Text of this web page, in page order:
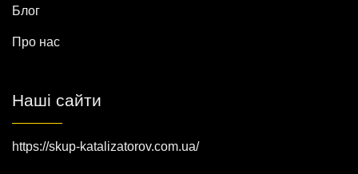
Блог
Про нас
Наші сайти
https://skup-katalizatorov.com.ua/